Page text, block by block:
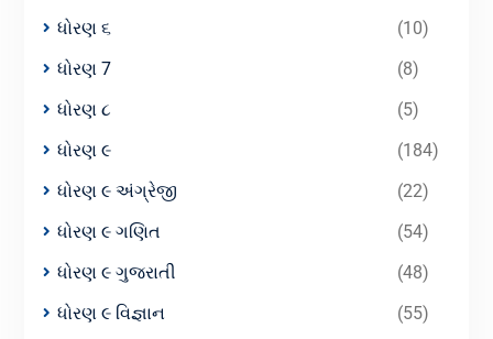
ધોરણ ૬
(10)
ધોરણ 7
(8)
ધોરણ ૮
(5)
ધોરણ ૯
(184)
ધોરણ ૯ અંગ્રેજી
(22)
ધોરણ ૯ ગણિત
(54)
ધોરણ ૯ ગુજરાતી
(48)
ધોરણ ૯ વિજ્ઞાન
(55)